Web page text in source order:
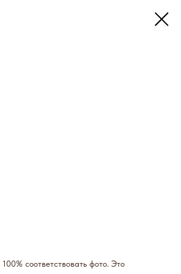
соответствовать фото. Это